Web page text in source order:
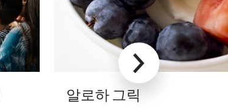
알로하 그릭